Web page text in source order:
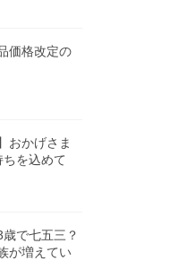
価格改定の
おかげさま
を込めて
歳で七五三？
が増えてい